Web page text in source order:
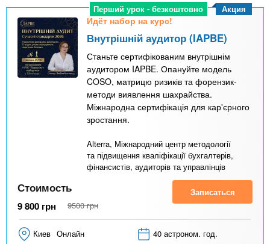
Перший урок - безкоштовно
Идёт набор на курс!
Внутрішній аудитор (IAPBE)
Станьте сертифікованим внутрішнім
аудитором IAPBE. Опануйте модель
COSO, матрицю ризиків та форензик-
методи виявлення шахрайства.
Міжнародна сертифікація для кар'єрного
зростання.
Alterra, Міжнародний центр методології
та підвищення кваліфікації бухгалтерів,
фінансистів, аудиторів та управлінців
Акция
Стоимость
9 800 грн 9500 грн
Записаться
Киев Онлайн 40 астроном. год.